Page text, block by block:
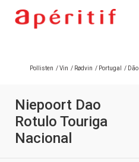
Pollisten /Vin / Rødvin / Portugal / Dão
Niepoort Dao
Rotulo Touriga
Nacional